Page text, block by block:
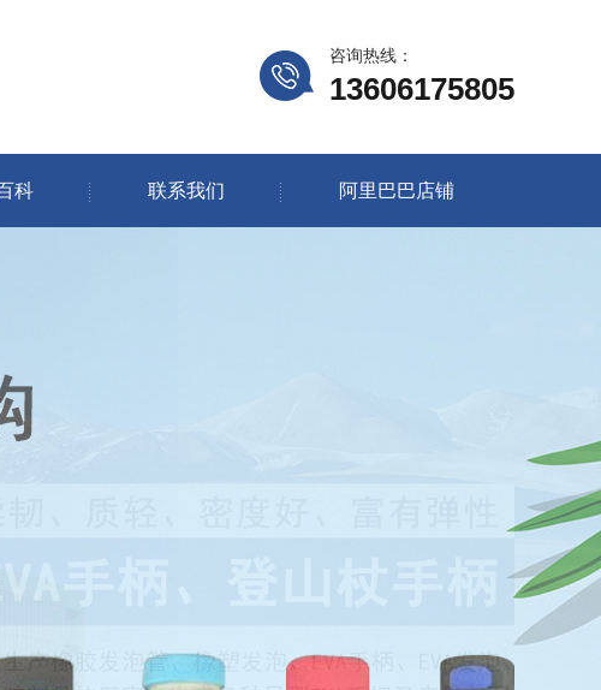
咨询热线：
13606175805
科 联系我们 阿里巴巴店铺